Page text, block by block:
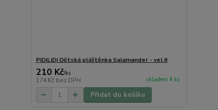
PiDiLiDi Dětská pláštěnka Salamander - vel.6
210 Kč/ks
174 Kč bez DPH skladem 4 ks
Přidat do košíku